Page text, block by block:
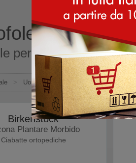
per uomini
per uomini online
> Uomo > Pantofole
Birkenstock
Plantare Morbido
Ciabatte ortopediche